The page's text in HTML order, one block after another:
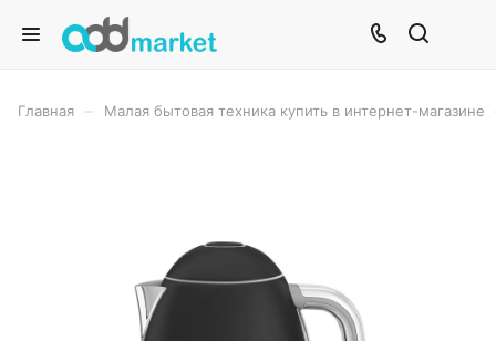
Главная Малая бытовая техника купить в интернет-магазине